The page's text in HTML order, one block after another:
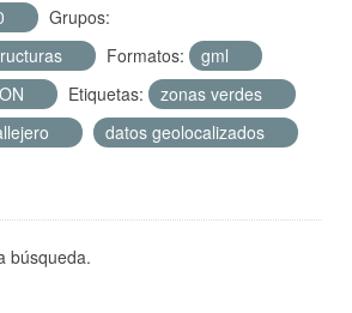
Grupos:
Formatos:
gml
Etiquetas:
zonas verdes
datos geolocalizados
búsqueda.